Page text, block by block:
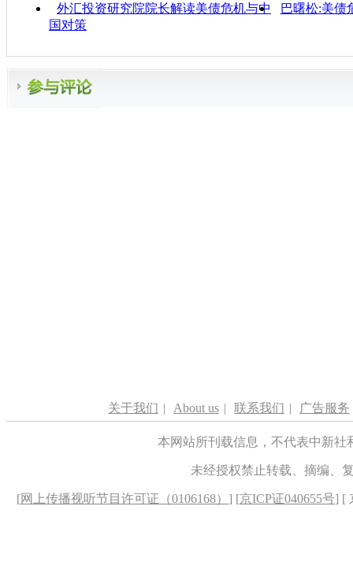
外汇投资研究院院长解读美债危机与中
国对策
巴曙松:美债
关于我们 | About us | 联系我们 | 广告服务
本网站所刊载信息，不代表中新
未经授权禁止转载、摘编、
[网上传播视听节目许可证（0106168） ] [京ICP证040655号] [